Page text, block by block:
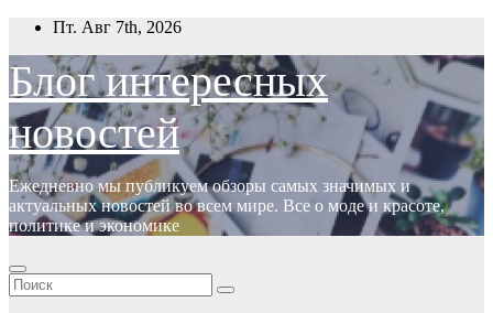
Перейти
содержимому
Пт. Авг 7th, 2026
Блог интересных
новостей
Ежедневно мы публикуем обзоры самых значимых и
актуальных новостей во всем мире. Все о моде и красоте,
политике и экономике